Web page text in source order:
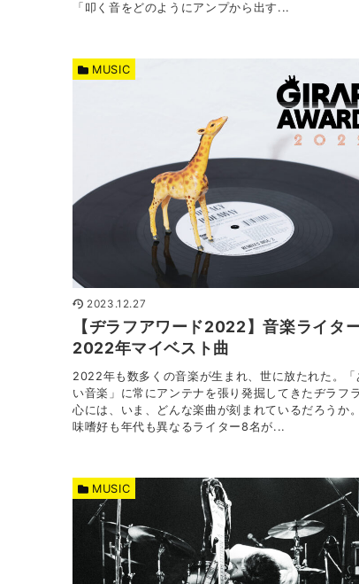
「叩く音をどのようにアンプから出す...
2023.12.27
【ヂラフアワード2022】音楽ライタ
2022年マイベスト曲
2022年も数多くの音楽が生まれ、世に放たれた。「
い音楽」に常にアンテナを張り発掘してきたヂラフ
心には、いま、どんな楽曲が刻まれているだろうか
味嗜好も年代も異なるライター8名が...
MUSIC
MUSIC